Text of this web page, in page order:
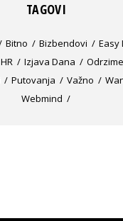
TAGOVI
Bitno Bizbendovi
Easy
HR Izjava Dana
Odrzime
Putovanja Važno
Webmind